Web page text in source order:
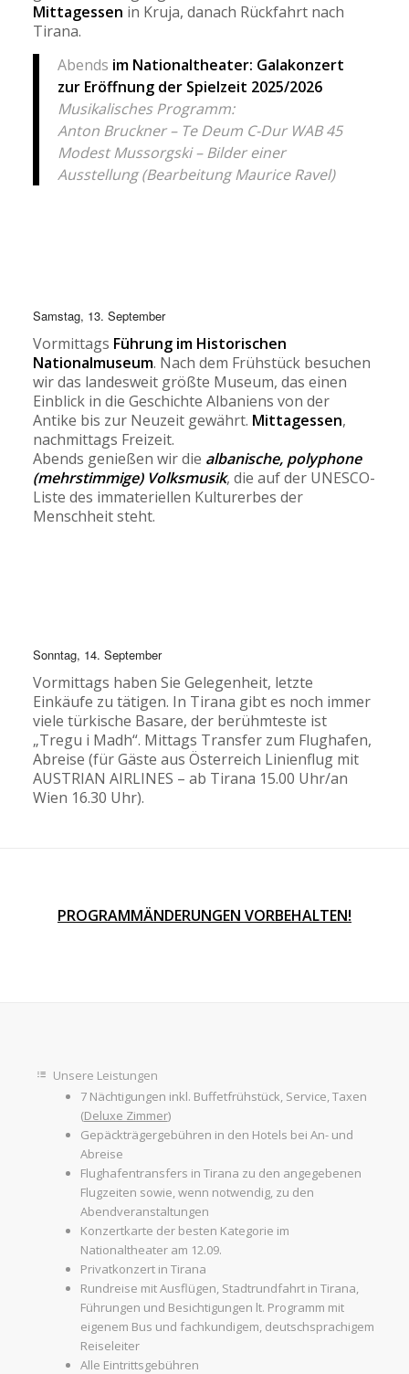
Mittagessen in Kruja, danach Rückfahrt nach
Tirana.
Abends im Nationaltheater: Galakonzert
zur Eröffnung der Spielzeit 2025/2026
Musikalisches Programm:
Anton Bruckner – Te Deum C-Dur WAB 45
Modest Mussorgski – Bilder einer
Ausstellung (Bearbeitung Maurice Ravel)
Samstag, 13. September
Vormittags Führung im Historischen
Nationalmuseum. Nach dem Frühstück besuchen
wir das landesweit größte Museum, das einen
Einblick in die Geschichte Albaniens von der
Antike bis zur Neuzeit gewährt. Mittagessen,
nachmittags Freizeit.
Abends genießen wir die albanische, polyphone
(mehrstimmige) Volksmusik, die auf der UNESCO-
Liste des immateriellen Kulturerbes der
Menschheit steht.
Sonntag, 14. September
Vormittags haben Sie Gelegenheit, letzte
Einkäufe zu tätigen. In Tirana gibt es noch immer
viele türkische Basare, der berühmteste ist
„Tregu i Madh“. Mittags Transfer zum Flughafen,
Abreise (für Gäste aus Österreich Linienflug mit
AUSTRIAN AIRLINES – ab Tirana 15.00 Uhr/an
Wien 16.30 Uhr).
PROGRAMMÄNDERUNGEN VORBEHALTEN!
Unsere Leistungen
7 Nächtigungen inkl. Buffetfrühstück, Service, Taxen
(Deluxe Zimmer)
Gepäckträgergebühren in den Hotels bei An- und
Abreise
Flughafentransfers in Tirana zu den angegebenen
Flugzeiten sowie, wenn notwendig, zu den
Abendveranstaltungen
Konzertkarte der besten Kategorie im
Nationaltheater am 12.09.
Privatkonzert in Tirana
Rundreise mit Ausflügen, Stadtrundfahrt in Tirana,
Führungen und Besichtigungen lt. Programm mit
eigenem Bus und fachkundigem, deutschsprachigem
Reiseleiter
Alle Eintrittsgebühren